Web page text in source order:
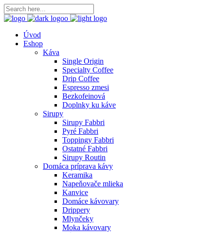
Úvod
Eshop
Káva
Single Origin
Specialty Coffee
Drip Coffee
Espresso zmesi
Bezkofeinová
Doplnky ku káve
Sirupy
Sirupy Fabbri
Pyré Fabbri
Toppingy Fabbri
Ostatné Fabbri
Sirupy Routin
Domáca príprava kávy
Keramika
Napeňovače mlieka
Kanvice
Domáce kávovary
Drippery
Mlynčeky
Moka kávovary